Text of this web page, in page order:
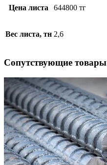
Цена листа 644800 тг
Вес листа, тн 2,6
Cопутствующие товары